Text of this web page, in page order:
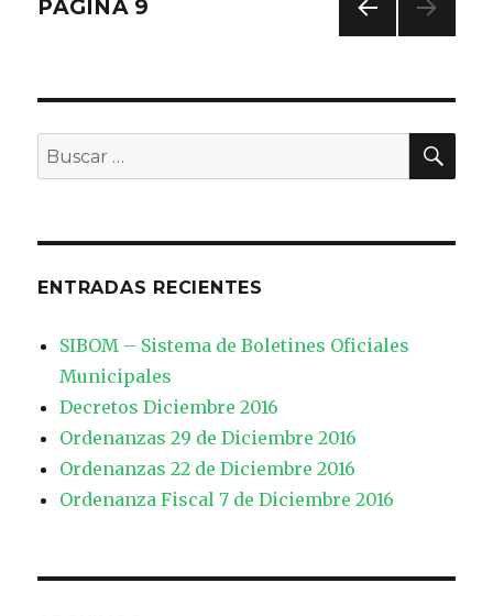
entradas
ERIO
R
PÁGINA 9
Buscar
por:
ENTRADAS RECIENTES
SIBOM – Sistema de Boletines Oficiales
Municipales
Decretos Diciembre 2016
Ordenanzas 29 de Diciembre 2016
Ordenanzas 22 de Diciembre 2016
Ordenanza Fiscal 7 de Diciembre 2016